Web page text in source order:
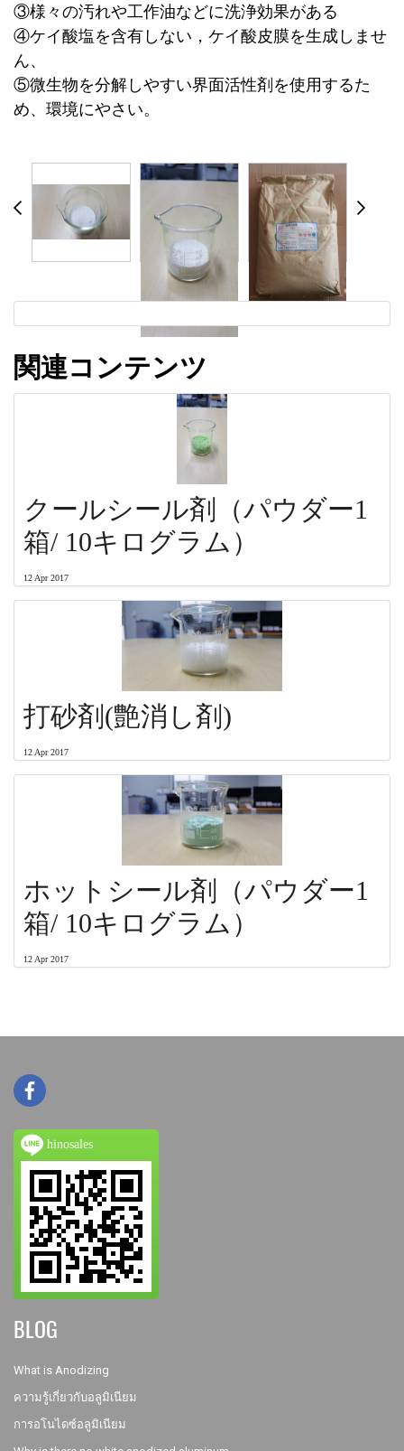
③様々の汚れや⼯作油などに洗浄効果がある
④ケイ酸塩を含有しない，ケイ酸⽪膜を⽣成しませ
ん、
⑤微⽣物を分解しやすい界⾯活性剤を使⽤するた
め、環境にやさい。
関連コンテンツ
クールシール剤（パウダー1
箱/ 10キログラム）
12 Apr 2017
打砂剤(艶消し剤)
12 Apr 2017
ホットシール剤（パウダー1
箱/ 10キログラム）
12 Apr 2017
hinosales
BLOG
What is Anodizing
ความรู้เกี่ยวกับอลูมิเนียม
การอโนไดซ์อลูมิเนียม